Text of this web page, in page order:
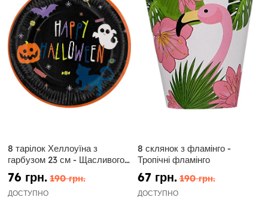
8 тарілок Хеллоуїна з
гарбузом 23 см - Щасливого
Хеллоуїна
76 грн. 190 грн.
ДОСТУПНО
8 склянок з фламінго -
Тропічні фламінго
67 грн. 190 грн.
ДОСТУПНО